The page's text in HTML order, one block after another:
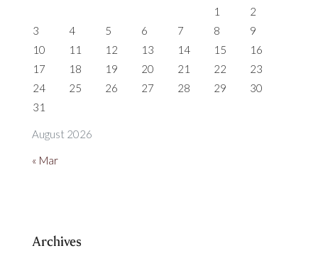
August 2026
1
2
3
4 5 6 7 8
9
10
11 12 13 14 15
16
17
18 19 20 21 22
23
24
25 26 27 28 29
30
31
« Mar
Archives